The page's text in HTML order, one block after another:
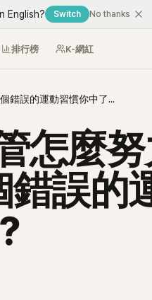
English? Switch No thanks
排行榜 K-網紅
怪不得你不管怎麼努力都瘦不下來！5個錯誤的運動習慣你中了幾個？
怎麼
誤的